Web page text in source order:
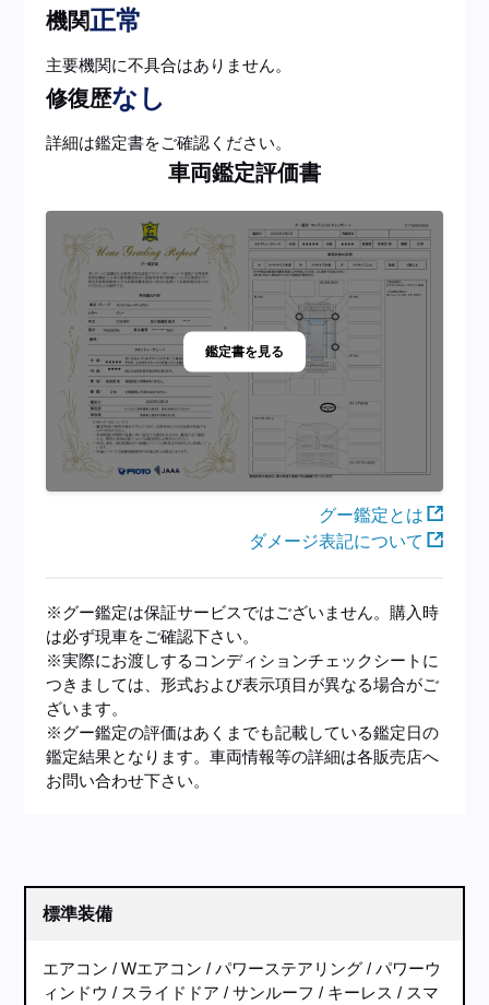
機関正常
主要機関に不具合はありません。
修復歴なし
詳細は鑑定書をご確認ください。
車両鑑定評価書
鑑定書を見る
グー鑑定とは
ダメージ表記について
※グー鑑定は保証サービスではございません。購入時
は必ず現車をご確認下さい。
※実際にお渡しするコンディションチェックシートに
つきましては、形式および表示項目が異なる場合がご
ざいます。
※グー鑑定の評価はあくまでも記載している鑑定日の
鑑定結果となります。車両情報等の詳細は各販売店へ
お問い合わせ下さい。
標準装備
エアコン Wエアコン パワーステアリング
パワーウ
ィンドウ
スライドドア サンルーフ キーレス
スマ